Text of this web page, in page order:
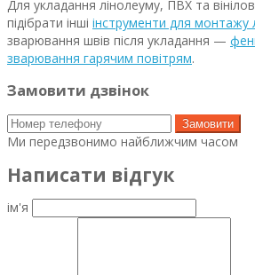
Для укладання лінолеуму, ПВХ та
підібрати інші інструменти для монтажу
зварювання швів після укладання —
зварювання гарячим повітрям.
Замовити дзвінок
Замовити
Ми передзвонимо найближчим часом
Написати відгук
ім'я